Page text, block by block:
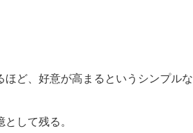
ど、好意が高まるというシンプルな
して残る。